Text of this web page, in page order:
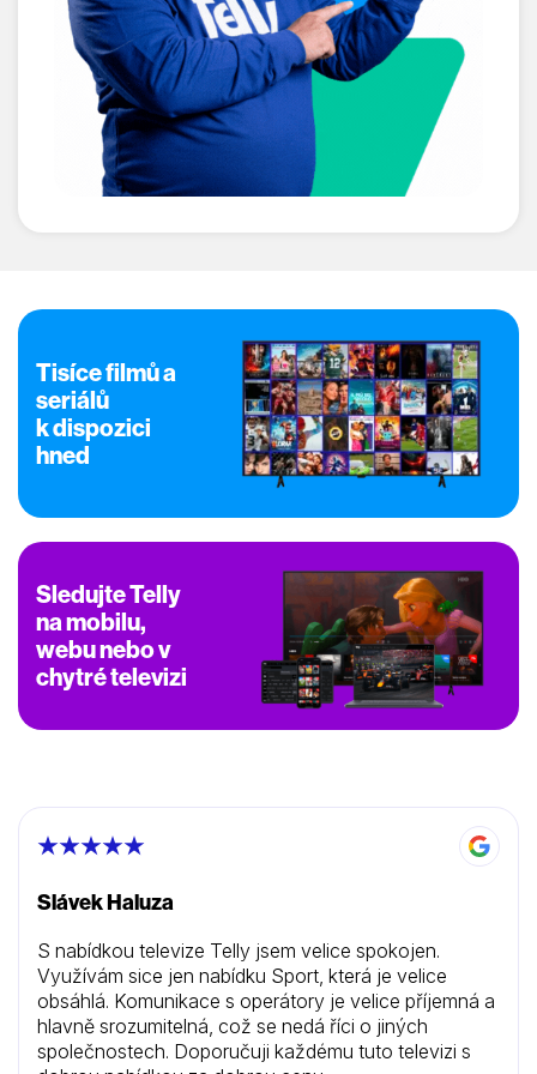
Tisíce filmů a
seriálů
k dispozici
hned
Sledujte Telly
na mobilu,
webu nebo v
chytré televizi
Slávek Haluza
S nabídkou televize Telly jsem velice spokojen.
Využívám sice jen nabídku Sport, která je velice
obsáhlá. Komunikace s operátory je velice příjemná a
hlavně srozumitelná, což se nedá říci o jiných
společnostech. Doporučuji každému tuto televizi s